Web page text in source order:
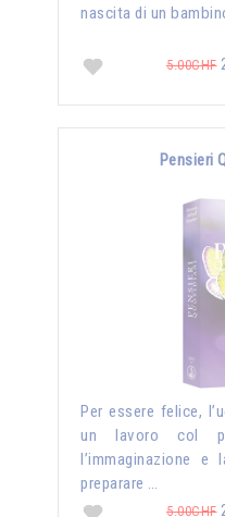
nascita di un
5.00CHF
Pensieri
Per essere felice,
un lavoro col
l’immaginazione
preparare …
5.00CHF